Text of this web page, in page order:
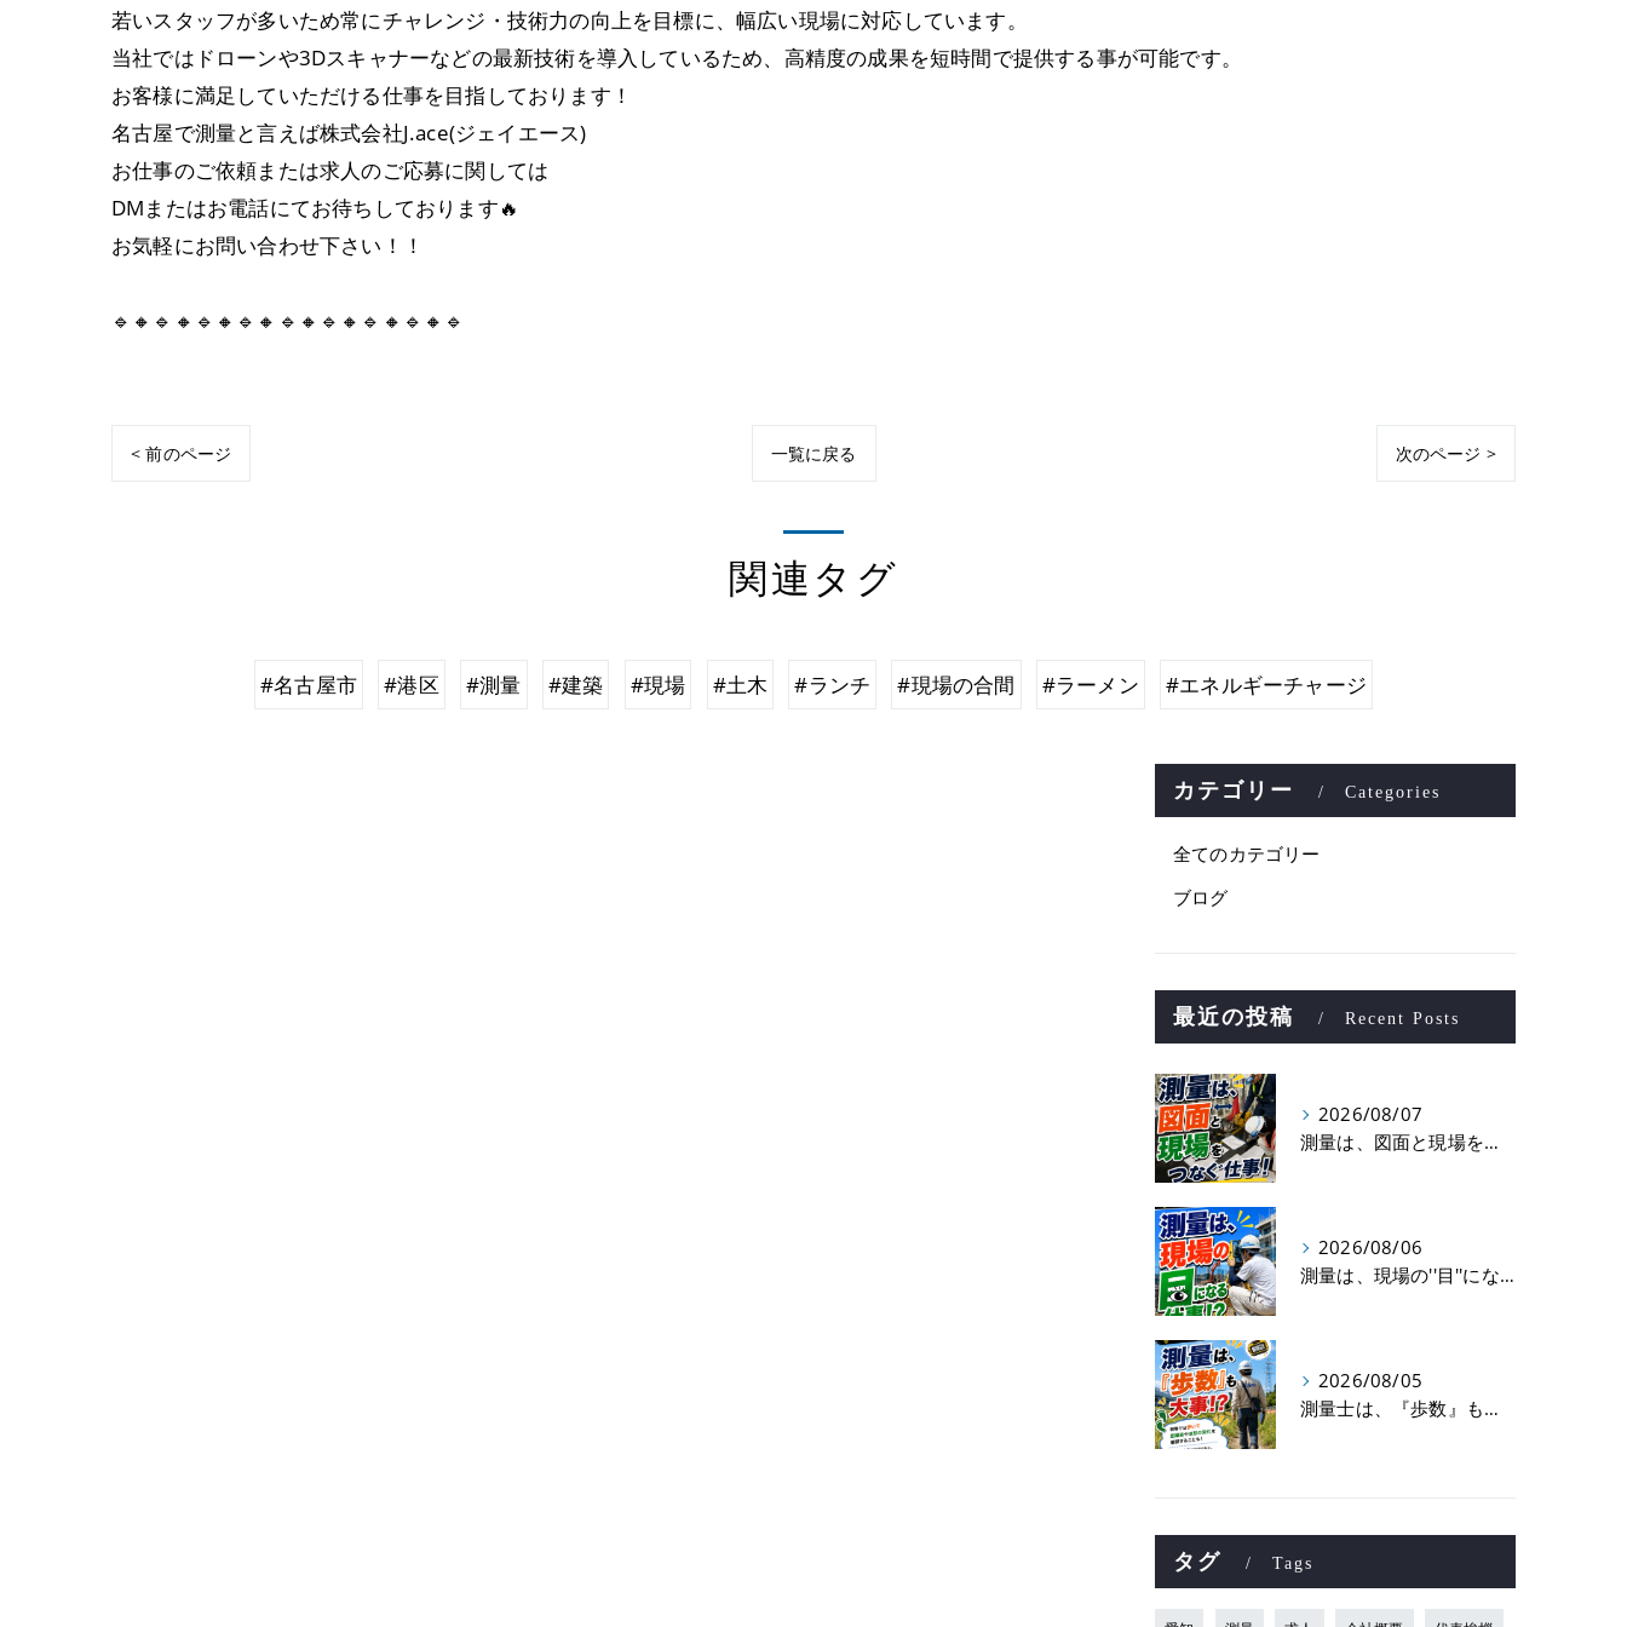
若いスタッフが多いため常にチャレンジ・技術力の向上を目標に、幅広い現場に対応しています。
当社ではドローンや3Dスキャナーなどの最新技術を導入しているため、高精度の成果を短時間で提供する事が可能です。
お客様に満足していただける仕事を目指しております！
名古屋で測量と言えば株式会社J.ace(ジェイエース)
お仕事のご依頼または求人のご応募に関しては
DMまたはお電話にてお待ちしております🔥
お気軽にお問い合わせ下さい！！
🔹🔸🔹🔸🔹🔸🔹🔸🔹🔸🔹🔸🔹🔸🔹🔸🔹
< 前のページ 一覧に戻る 次のページ >
関連タグ
#名古屋市 #港区 #測量 #建築 #現場 #土木 #ランチ #現場の合間 #ラーメン #エネルギーチャージ
カテゴリー Categories
全てのカテゴリー
ブログ
最近の投稿 Recent Posts
2026/08/07
測量は、図面と現場をつなぐ仕事！
2026/08/06
測量は、現場の''目''になる仕事！？
2026/08/05
測量士は、『歩数』も大事！？
タグ Tags